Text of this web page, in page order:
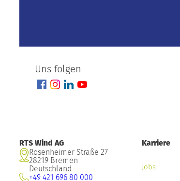
Uns folgen
RTS Wind AG
Rosenheimer Straße 27
28219 Bremen
Deutschland
+49 421 696 80 000
Karriere
Jobs